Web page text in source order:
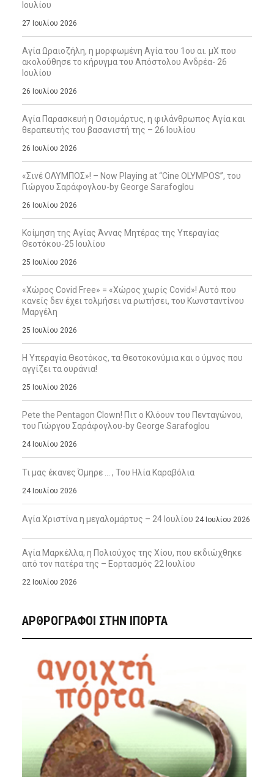
Ιουλίου
27 Ιουλίου 2026
Αγία Ωραιοζήλη, η μορφωμένη Αγία του 1ου αι. μΧ που
ακολούθησε το κήρυγμα του Απόστολου Ανδρέα- 26
Ιουλίου
26 Ιουλίου 2026
Αγία Παρασκευή η Οσιομάρτυς, η φιλάνθρωπος Αγία και
θεραπευτής του βασανιστή της – 26 Ιουλίου
26 Ιουλίου 2026
«Σινέ ΟΛΥΜΠΟΣ»! – Now Playing at “Cine OLYMPOS”, του
Γιώργου Σαράφογλου-by George Sarafoglou
26 Ιουλίου 2026
Κοίμηση της Αγίας Άννας Μητέρας της Υπεραγίας
Θεοτόκου-25 Ιουλίου
25 Ιουλίου 2026
«Χώρος Covid Free» = «Χώρος χωρίς Covid»! Αυτό που
κανείς δεν έχει τολμήσει να ρωτήσει, του Κωνσταντίνου
Μαργέλη
25 Ιουλίου 2026
Η Υπεραγία Θεοτόκος, τα Θεοτοκονύμια και ο ύμνος που
αγγίζει τα ουράνια!
25 Ιουλίου 2026
Pete the Pentagon Clown! Πιτ ο Κλόουν του Πενταγώνου,
του Γιώργου Σαράφογλου-by George Sarafoglou
24 Ιουλίου 2026
Τι μας έκανες Όμηρε … , Του Ηλία Καραβόλια
24 Ιουλίου 2026
Αγία Χριστίνα η μεγαλομάρτυς – 24 Ιουλίου 24 Ιουλίου 2026
Αγία Μαρκέλλα, η Πολιούχος της Χίου, που εκδιώχθηκε
από τον πατέρα της – Εορτασμός 22 Ιουλίου
22 Ιουλίου 2026
ΑΡΘΡΟΓΡΑΦΟΙ ΣΤΗΝ IΠΟΡΤΑ